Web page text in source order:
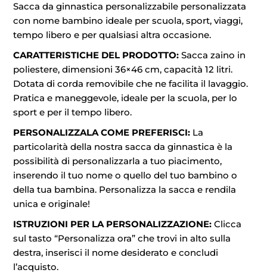
Sacca da ginnastica personalizzabile personalizzata
con nome bambino ideale per scuola, sport, viaggi,
tempo libero e per qualsiasi altra occasione.
CARATTERISTICHE DEL PRODOTTO:Sacca zaino in
poliestere, dimensioni 36×46 cm, capacità 12 litri.
Dotata di corda removibile che ne facilita il lavaggio.
Pratica e maneggevole, ideale per la scuola, per lo
sport e per il tempo libero.
PERSONALIZZALA COME PREFERISCI: La
particolarità della nostra sacca da ginnastica è la
possibilità di personalizzarla a tuo piacimento,
inserendo il tuo nome o quello del tuo bambino o
della tua bambina. Personalizza la sacca e rendila
unica e originale!
ISTRUZIONI PER LA PERSONALIZZAZIONE:Clicca
sul tasto “Personalizza ora” che trovi in alto sulla
destra, inserisci il nome desiderato e concludi
l’acquisto.